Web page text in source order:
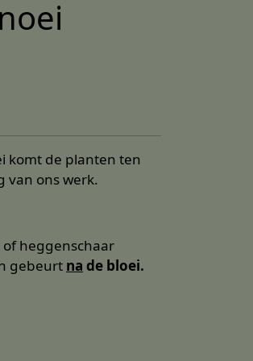
komt de planten ten
van ons werk.
heggenschaar
gebeurt na de bloei.